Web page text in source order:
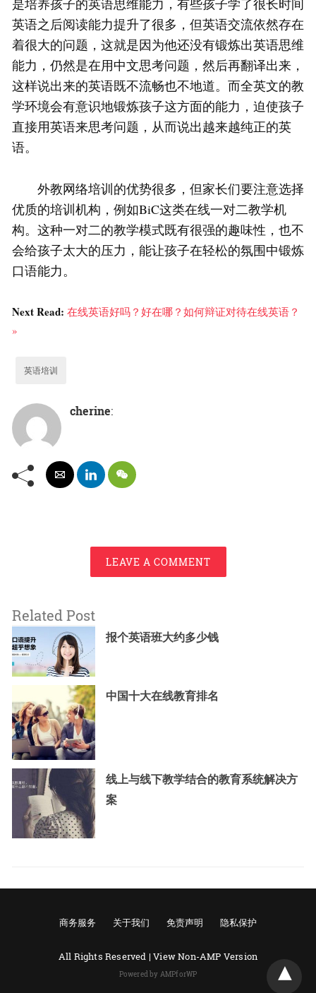
是培养孩子的英语思维能力，有些孩子学了很长时间
英语之后阅读能力提升了很多，但英语交流依然存在
着很大的问题，这就是因为他还没有锻炼出英语思维
能力，仍然是在用中文思考问题，然后再翻译出来，
这样说出来的英语既不流畅也不地道。而全英文的教
学环境会有意识地锻炼孩子这方面的能力，迫使孩子
直接用英语来思考问题，从而说出越来越纯正的英
语。
外教网络培训的优势很多，但家长们要注意选择
优质的培训机构，例如BiC这类在线一对二教学机
构。这种一对二的教学模式既有很强的趣味性，也不
会给孩子太大的压力，能让孩子在轻松的氛围中锻炼
口语能力。
Next Read: 在线英语好吗？好在哪？如何辩证对待在线英语？
»
英语培训
cherine:
LEAVE A COMMENT
Related Post
报个英语班大约多少钱
中国十大在线教育排名
线上与线下教学结合的教育系统解决方
案
商务服务 关于我们 免责声明 隐私保护
All Rights Reserved |View Non-AMP Version
Powered by AMPforWP